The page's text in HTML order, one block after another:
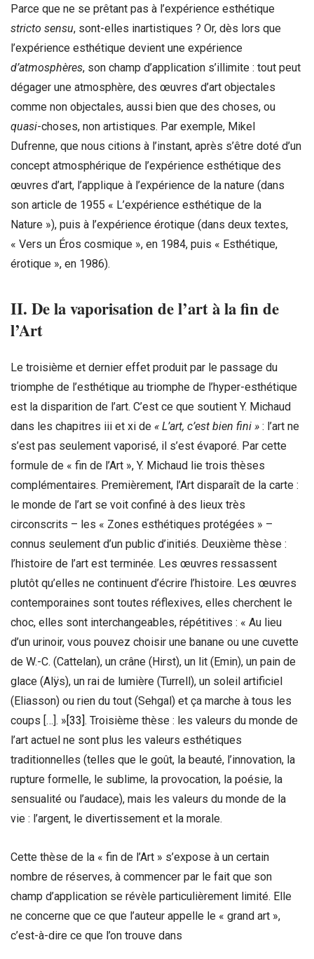
Parce que ne se prêtant pas à l’expérience esthétique
stricto sensu, sont-elles inartistiques ? Or, dès lors que
l’expérience esthétique devient une expérience
d’atmosphères, son champ d’application s’illimite : tout peut
dégager une atmosphère, des œuvres d’art objectales
comme non objectales, aussi bien que des choses, ou
quasi-choses, non artistiques. Par exemple, Mikel
Dufrenne, que nous citions à l’instant, après s’être doté d’un
concept atmosphérique de l’expérience esthétique des
œuvres d’art, l’applique à l’expérience de la nature (dans
son article de 1955 « L’expérience esthétique de la
Nature »), puis à l’expérience érotique (dans deux textes,
« Vers un Éros cosmique », en 1984, puis « Esthétique,
érotique », en 1986).
II. De la vaporisation de l’art à la fin de
l’Art
Le troisième et dernier effet produit par le passage du
triomphe de l’esthétique au triomphe de l’hyper-esthétique
est la disparition de l’art. C’est ce que soutient Y. Michaud
dans les chapitres iii et xi de « L’art, c’est bien fini » : l’art ne
s’est pas seulement vaporisé, il s’est évaporé. Par cette
formule de « fin de l’Art », Y. Michaud lie trois thèses
complémentaires. Premièrement, l’Art disparaît de la carte :
le monde de l’art se voit confiné à des lieux très
circonscrits – les « Zones esthétiques protégées » –
connus seulement d’un public d’initiés. Deuxième thèse :
l’histoire de l’art est terminée. Les œuvres ressassent
plutôt qu’elles ne continuent d’écrire l’histoire. Les œuvres
contemporaines sont toutes réflexives, elles cherchent le
choc, elles sont interchangeables, répétitives : « Au lieu
d’un urinoir, vous pouvez choisir une banane ou une cuvette
de W.-C. (Cattelan), un crâne (Hirst), un lit (Emin), un pain de
glace (Alÿs), un rai de lumière (Turrell), un soleil artificiel
(Eliasson) ou rien du tout (Sehgal) et ça marche à tous les
coups […]. »[33]. Troisième thèse : les valeurs du monde de
l’art actuel ne sont plus les valeurs esthétiques
traditionnelles (telles que le goût, la beauté, l’innovation, la
rupture formelle, le sublime, la provocation, la poésie, la
sensualité ou l’audace), mais les valeurs du monde de la
vie : l’argent, le divertissement et la morale.
Cette thèse de la « fin de l’Art » s’expose à un certain
nombre de réserves, à commencer par le fait que son
champ d’application se révèle particulièrement limité. Elle
ne concerne que ce que l’auteur appelle le « grand art »,
c’est-à-dire ce que l’on trouve dans